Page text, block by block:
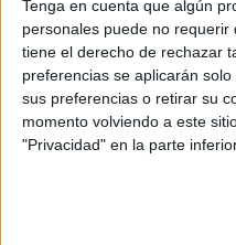
Tenga en cuenta que algún
personales puede no
tiene el derecho de rechazar
preferencias se aplicarán
sus preferencias o retirar su
momento volviendo a este
"Privacidad" en la parte